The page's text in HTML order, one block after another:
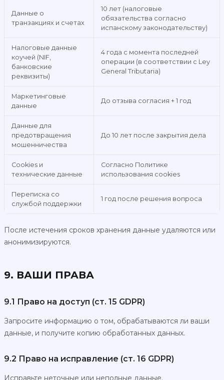
Данные о
транзакциях и счетах
10 лет (налоговые
обязательства согласно
испанскому законодательству)
Налоговые данные
коучей (NIF,
банковские
реквизиты)
4 года с момента последней
операции (в соответствии с Ley
General Tributaria)
Маркетинговые
данные
До отзыва согласия + 1 год
Данные для
предотвращения
мошенничества
До 10 лет после закрытия дела
Cookies и
технические данные
Согласно Политике
использования cookies
Переписка со
службой поддержки
1 год после решения вопроса
После истечения сроков хранения данные удаляются или
анонимизируются.
9. ВАШИ ПРАВА
9.1 Право на доступ (ст. 15 GDPR)
Запросите информацию о том, обрабатываются ли ваши
данные, и получите копию обработанных данных.
9.2 Право на исправление (ст. 16 GDPR)
Исправьте неточные или неполные данные.